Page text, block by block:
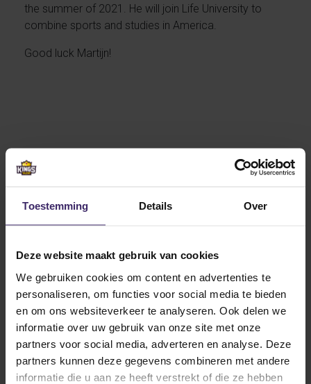
Toestemming Details Over
Deze website maakt gebruik van cookies
We gebruiken cookies om content en advertenties te
personaliseren, om functies voor social media te bieden
en om ons websiteverkeer te analyseren. Ook delen we
informatie over uw gebruik van onze site met onze
partners voor social media, adverteren en analyse. Deze
partners kunnen deze gegevens combineren met andere
informatie die u aan ze heeft verstrekt of die ze hebben
the summer of 2021. He will join Life University to
combine sports and studies in America.
Good luck Martijn!
Related articles
10
Signings
Samu Siemens leaves for Akron